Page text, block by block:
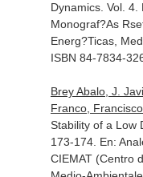
Dynamics. Vol. 4.
Monograf?As
Energ?Ticas,
ISBN 84-7834-
Brey Abalo, J.
Franco,
Stability of a Low
173-174. En:
CIEMAT (Centro